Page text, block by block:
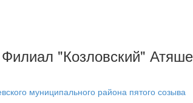
"Козловский"
муниципального района пятого созыва